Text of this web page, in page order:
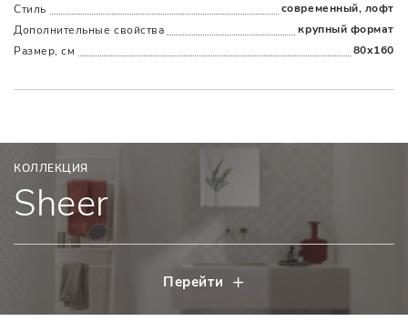
Стиль
современный, лофт
Дополнительные cвойства
крупный формат
Размер, см
80x160
КОЛЛЕКЦИЯ
Sheer
Перейти